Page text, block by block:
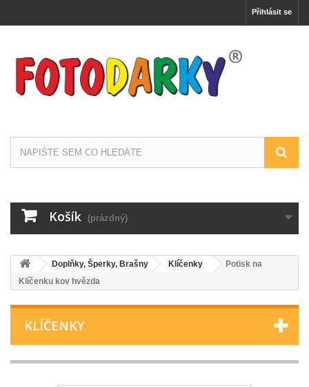
Přihlásit se
Košík (prázdný)
Doplňky, Šperky, Brašny Klíčenky
Potisk na
Klíčenku kov hvězda
KLÍČENKY